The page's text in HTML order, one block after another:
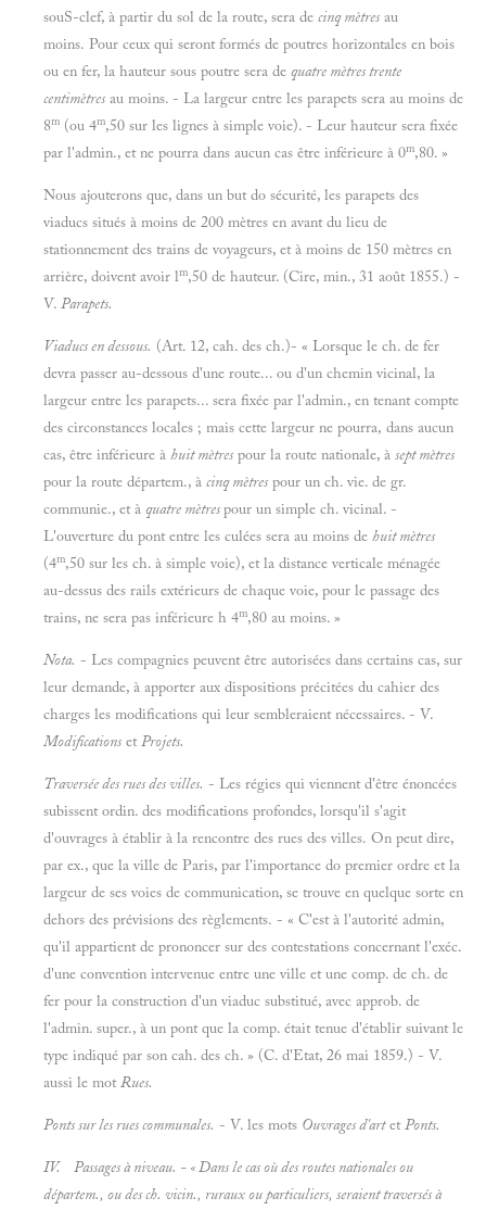
souS-clef, à partir du sol de la route, sera de cinq mètres au
moins. Pour ceux qui seront formés de poutres horizontales en bois
ou en fer, la hauteur sous poutre sera de quatre mètres trente
centimètres au moins. - La largeur entre les parapets sera au moins de
8m (ou 4m,50 sur les lignes à simple voie). - Leur hauteur sera fixée
par l'admin., et ne pourra dans aucun cas être inférieure à 0m,80. »
Nous ajouterons que, dans un but do sécurité, les parapets des
viaducs situés à moins de 200 mètres en avant du lieu de
stationnement des trains de voyageurs, et à moins de 150 mètres en
arrière, doivent avoir lm,50 de hauteur. (Cire, min., 31 août 1855.) -
V. Parapets.
Viaducs en dessous. (Art. 12, cah. des ch.)- « Lorsque le ch. de fer
devra passer au-dessous d'une route... ou d'un chemin vicinal, la
largeur entre les parapets... sera fixée par l'admin., en tenant compte
des circonstances locales ; mais cette largeur ne pourra, dans aucun
cas, être inférieure à huit mètres pour la route nationale, à sept mètres
pour la route départem., à cinq mètres pour un ch. vie. de gr.
communie., et à quatre mètrespour un simple ch. vicinal. -
L'ouverture du pont entre les culées sera au moins de huit mètres
(4m,50 sur les ch. à simple voie), et la distance verticale ménagée
au-dessus des rails extérieurs de chaque voie, pour le passage des
trains, ne sera pas inférieure h 4m,80 au moins. »
Nota. - Les compagnies peuvent être autorisées dans certains cas, sur
leur demande, à apporter aux dispositions précitées du cahier des
charges les modifications qui leur sembleraient nécessaires. - V.
Modifications etProjets.
Traversée des rues des villes. - Les régies qui viennent d'être énoncées
subissent ordin. des modifications profondes, lorsqu'il s'agit
d'ouvrages à établir à la rencontre des rues des villes. On peut dire,
par ex., que la ville de Paris, par l'importance do premier ordre et la
largeur de ses voies de communication, se trouve en quelque sorte en
dehors des prévisions des règlements. - « C'est à l'autorité admin,
qu'il appartient de prononcer sur des contestations concernant l'exéc.
d'une convention intervenue entre une ville et une comp. de ch. de
fer pour la construction d'un viaduc substitué, avec approb. de
l'admin. super., à un pont que la comp. était tenue d'établir suivant le
type indiqué par son cah. des ch. » (C. d'Etat, 26 mai 1859.) - V.
aussi le motRues.
Ponts sur les rues communales. - V. les mots Ouvrages d'artetPonts.
IV. Passages à niveau. - « Dans le cas où des routes nationales ou
départem., ou des ch. vicin., ruraux ou particuliers, seraient traversés à